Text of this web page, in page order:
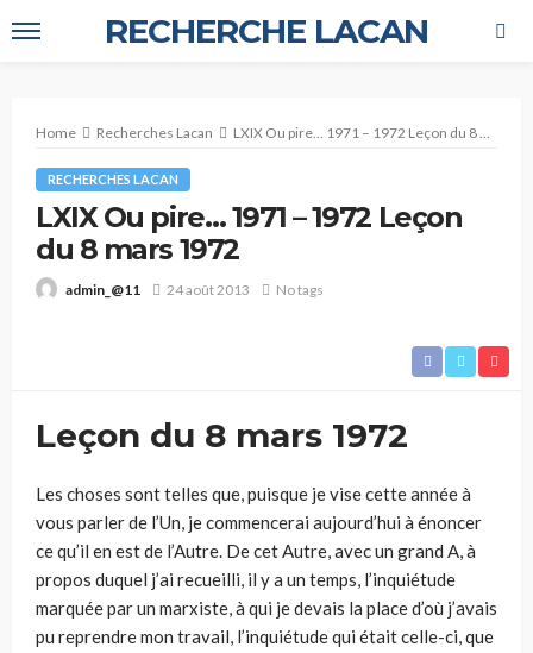
RECHERCHE LACAN
Home Recherches Lacan LXIX Ou pire… 1971 – 1972 Leçon du 8 mars 1972
RECHERCHES LACAN
LXIX Ou pire… 1971 – 1972 Leçon
du 8 mars 1972
admin_@11 24 août 2013 No tags
Leçon du 8 mars 1972
Les choses sont telles que, puisque je vise cette année à
vous parler de l’Un, je commencerai aujourd’hui à énoncer
ce qu’il en est de l’Autre. De cet Autre, avec un grand A, à
propos duquel j’ai recueilli, il y a un temps, l’inquiétude
marquée par un marxiste, à qui je devais la place d’où j’avais
pu reprendre mon travail, l’inquiétude qui était celle-ci, que